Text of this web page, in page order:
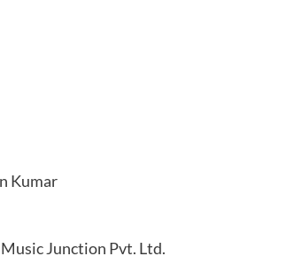
Kumar
Junction Pvt. Ltd.